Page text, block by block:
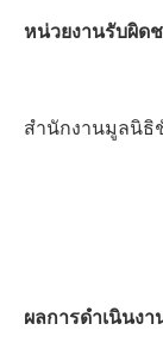
หน่วยงานรับผิด
สำนักงานมูลนิธิ
ผลการดำเนินงา